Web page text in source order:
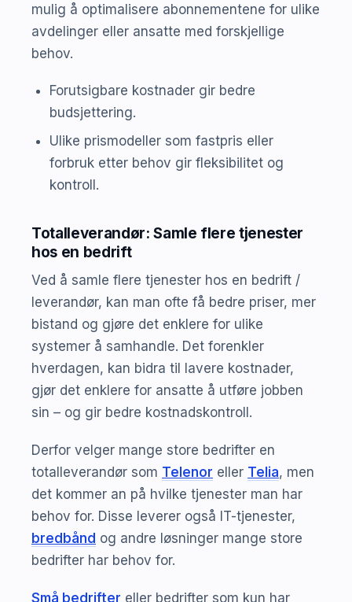
mulig å optimalisere abonnementene for ulike
avdelinger eller ansatte med forskjellige
behov.
Forutsigbare kostnader gir bedre
budsjettering.
Ulike prismodeller som fastpris eller
forbruk etter behov gir fleksibilitet og
kontroll.
Totalleverandør: Samle flere tjenester
hos en bedrift
Ved å samle flere tjenester hos en bedrift /
leverandør, kan man ofte få bedre priser, mer
bistand og gjøre det enklere for ulike
systemer å samhandle. Det forenkler
hverdagen, kan bidra til lavere kostnader,
gjør det enklere for ansatte å utføre jobben
sin – og gir bedre kostnadskontroll.
Derfor velger mange store bedrifter en
totalleverandør som Telenor eller Telia, men
det kommer an på hvilke tjenester man har
behov for. Disse leverer også IT-tjenester,
bredbånd og andre løsninger mange store
bedrifter har behov for.
Små bedrifter eller bedrifter som kun har